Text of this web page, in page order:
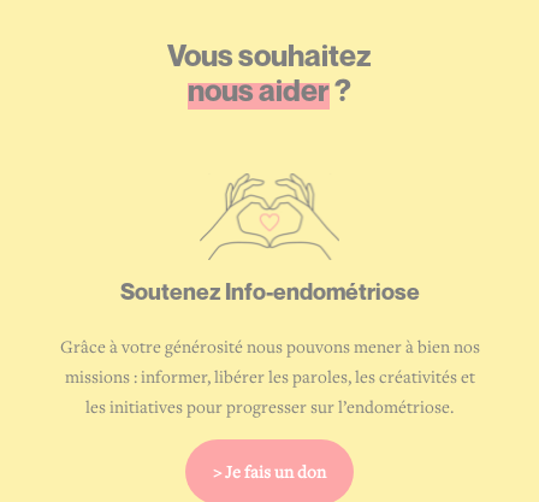
Vous souhaitez
nous aider?
Soutenez Info-endométriose
Grâce à votre générosité nous pouvons mener à bien nos
missions : informer, libérer les paroles, les créativités et
les initiatives pour progresser sur l’endométriose.
> Je fais un don